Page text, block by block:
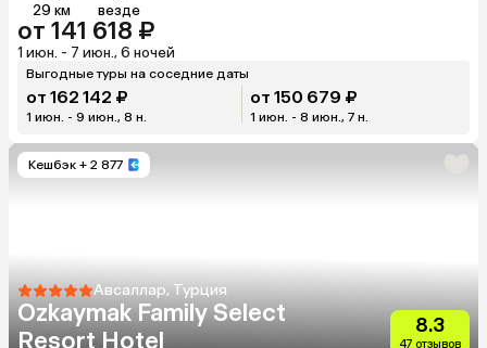
29 км везде
от 141 618 ₽
1 июн. - 7 июн., 6 ночей
Выгодные туры на соседние даты
от 162 142 ₽
1 июн. - 9 июн., 8 н.
от 150 679 ₽
1 июн. - 8 июн., 7 н.
Кешбэк + 2 877
Авсаллар, Турция
Ozkaymak Family Select
Resort Hotel
8.3
47 отзывов